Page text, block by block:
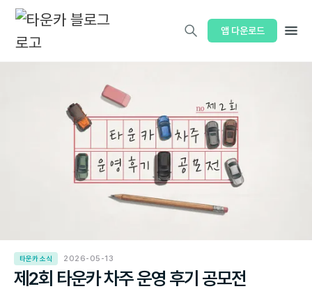
앱 다운로드
타운카 소식 2026-05-13
제2회 타운카 차주 운영 후기 공모전